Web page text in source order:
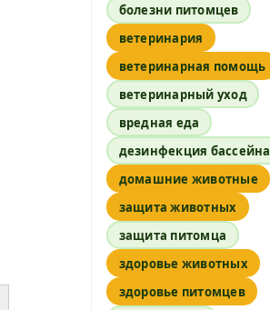
болезни питомцев
ветеринария
ветеринарная помощь
ветеринарный уход
вредная еда
дезинфекция бассейна
домашние животные
защита животных
защита питомца
здоровье животных
здоровье питомцев